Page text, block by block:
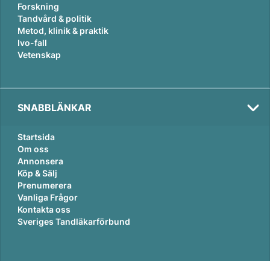
Forskning
Tandvård & politik
Metod, klinik & praktik
Ivo-fall
Vetenskap
SNABBLÄNKAR
Startsida
Om oss
Annonsera
Köp & Sälj
Prenumerera
Vanliga Frågor
Kontakta oss
Sveriges Tandläkarförbund